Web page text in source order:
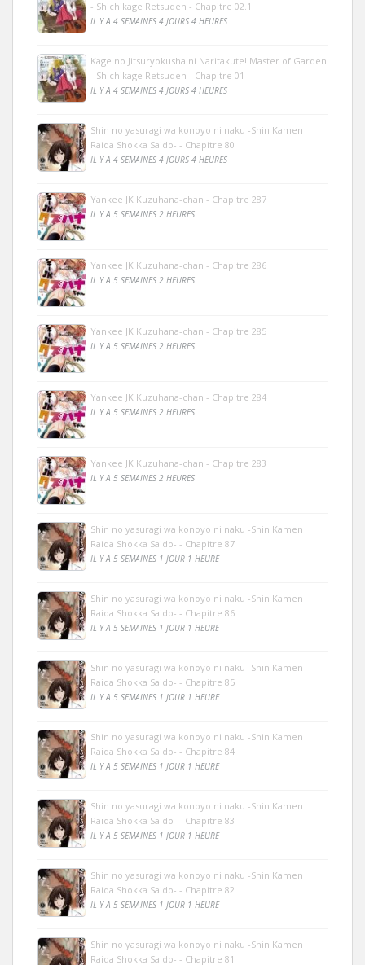
- Shichikage Retsuden - Chapitre 02.1
IL Y A 4 SEMAINES 4 JOURS 4 HEURES
Kage no Jitsuryokusha ni Naritakute! Master of Garden
- Shichikage Retsuden - Chapitre 01
IL Y A 4 SEMAINES 4 JOURS 4 HEURES
Shin no yasuragi wa konoyo ni naku -Shin Kamen
Raida Shokka Saido- - Chapitre 80
IL Y A 4 SEMAINES 4 JOURS 4 HEURES
Yankee JK Kuzuhana-chan - Chapitre 287
IL Y A 5 SEMAINES 2 HEURES
Yankee JK Kuzuhana-chan - Chapitre 286
IL Y A 5 SEMAINES 2 HEURES
Yankee JK Kuzuhana-chan - Chapitre 285
IL Y A 5 SEMAINES 2 HEURES
Yankee JK Kuzuhana-chan - Chapitre 284
IL Y A 5 SEMAINES 2 HEURES
Yankee JK Kuzuhana-chan - Chapitre 283
IL Y A 5 SEMAINES 2 HEURES
Shin no yasuragi wa konoyo ni naku -Shin Kamen
Raida Shokka Saido- - Chapitre 87
IL Y A 5 SEMAINES 1 JOUR 1 HEURE
Shin no yasuragi wa konoyo ni naku -Shin Kamen
Raida Shokka Saido- - Chapitre 86
IL Y A 5 SEMAINES 1 JOUR 1 HEURE
Shin no yasuragi wa konoyo ni naku -Shin Kamen
Raida Shokka Saido- - Chapitre 85
IL Y A 5 SEMAINES 1 JOUR 1 HEURE
Shin no yasuragi wa konoyo ni naku -Shin Kamen
Raida Shokka Saido- - Chapitre 84
IL Y A 5 SEMAINES 1 JOUR 1 HEURE
Shin no yasuragi wa konoyo ni naku -Shin Kamen
Raida Shokka Saido- - Chapitre 83
IL Y A 5 SEMAINES 1 JOUR 1 HEURE
Shin no yasuragi wa konoyo ni naku -Shin Kamen
Raida Shokka Saido- - Chapitre 82
IL Y A 5 SEMAINES 1 JOUR 1 HEURE
Shin no yasuragi wa konoyo ni naku -Shin Kamen
Raida Shokka Saido- - Chapitre 81